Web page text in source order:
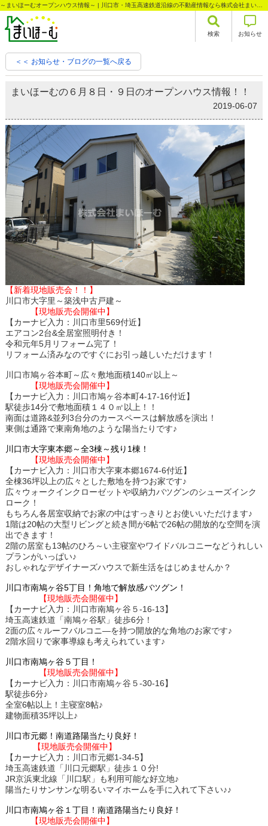
検索 お知らせ
＜＜ お知らせ・ブログの一覧へ戻る
まいほーむの６月８日・９日のオープンハウス情報！！
2019-06-07
【新着現地販売会！！】
川口市大字里～築浅中古戸建～
【現地販売会開催中】
【カーナビ入力：川口市里569付近】
エアコン2台&全居室照明付き！
令和元年5月リフォーム完了！
リフォーム済みなのですぐにお引っ越しいただけます！
川口市鳩ヶ谷本町～広々敷地面積140㎡以上～
【現地販売会開催中】
【カーナビ入力：川口市鳩ヶ谷本町4-17-16付近】
駅徒歩14分で敷地面積１４０㎡以上！！
南面は道路&並列3台分のカースペースは解放感を演出！
東側は通路で東南角地のような陽当たりです♪
川口市大字東本郷～全3棟～残り1棟！
【現地販売会開催中】
【カーナビ入力：川口市大字東本郷1674-6付近】
全棟36坪以上の広々とした敷地を持つお家です♪
広々ウォークインクローゼットや収納力バツグンのシューズインク
ローク！
もちろん各居室収納でお家の中はすっきりとお使いいただけます♪
1階は20帖の大型リビングと続き間が6帖で26帖の開放的な空間を演
出できます！
2階の居室も13帖のひろ～い主寝室やワイドバルコニーなどうれしい
プランがいっぱい♪
おしゃれなデザイナーズハウスで新生活をはじめませんか？
川口市南鳩ヶ谷5丁目！角地で解放感バツグン！
【現地販売会開催中】
【カーナビ入力：川口市南鳩ヶ谷５-16-13】
埼玉高速鉄道「南鳩ヶ谷駅」徒歩6分！
2面の広々ルーフバルコニ―を持つ開放的な角地のお家です♪
2階水回りで家事導線も考えられています♪
川口市南鳩ヶ谷５丁目！
【現地販売会開催中】
【カーナビ入力：川口市南鳩ヶ谷５-30-16】
駅徒歩6分♪
全室6帖以上！主寝室8帖♪
建物面積35坪以上♪
川口市元郷！南道路陽当たり良好！
【現地販売会開催中】
【カーナビ入力：川口市元郷1-34-5】
埼玉高速鉄道「川口元郷駅」徒歩１０分!
JR京浜東北線「川口駅」も利用可能な好立地♪
陽当たりサンサンな明るいマイホームを手に入れて下さい♪♪
川口市南鳩ヶ谷１丁目！南道路陽当たり良好！
【現地販売会開催中】